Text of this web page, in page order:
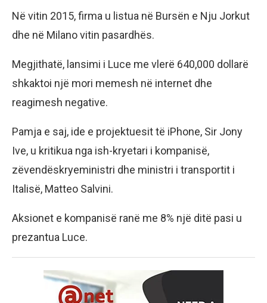
Në vitin 2015, firma u listua në Bursën e Nju Jorkut
dhe në Milano vitin pasardhës.
Megjithatë, lansimi i Luce me vlerë 640,000 dollarë
shkaktoi një mori memesh në internet dhe
reagimesh negative.
Pamja e saj, ide e projektuesit të iPhone, Sir Jony
Ive, u kritikua nga ish-kryetari i kompanisë,
zëvendëskryeministri dhe ministri i transportit i
Italisë, Matteo Salvini.
Aksionet e kompanisë ranë me 8% një ditë pasi u
prezantua Luce.